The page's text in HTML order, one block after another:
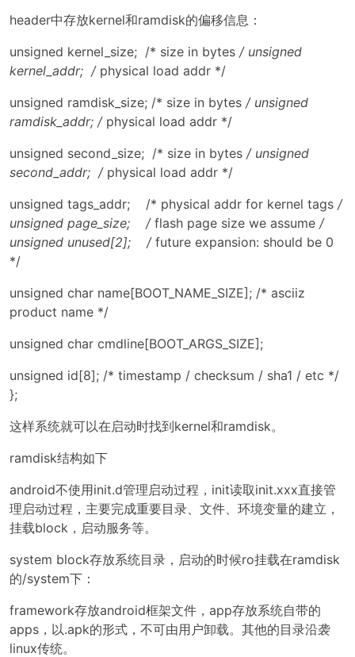
header中存放kernel和ramdisk的偏移信息：
unsigned kernel_size; /* size in bytes/ unsigned
kernel_addr; /physical load addr */
unsigned ramdisk_size; /* size in bytes/ unsigned
ramdisk_addr; /physical load addr */
unsigned second_size; /* size in bytes/ unsigned
second_addr; /physical load addr */
unsigned tags_addr; /* physical addr for kernel tags/
unsigned page_size; /flash page size we assume/
unsigned unused[2]; /future expansion: should be 0
*/
unsigned char name[BOOT_NAME_SIZE]; /* asciiz
product name */
unsigned char cmdline[BOOT_ARGS_SIZE];
unsigned id[8]; /* timestamp / checksum / sha1 / etc */
};
这样系统就可以在启动时找到kernel和ramdisk。
ramdisk结构如下
android不使用init.d管理启动过程，init读取init.xxx直接管
理启动过程，主要完成重要目录、文件、环境变量的建立，
挂载block，启动服务等。
system block存放系统目录，启动的时候ro挂载在ramdisk
的/system下：
framework存放android框架文件，app存放系统自带的
apps，以.apk的形式，不可由用户卸载。其他的目录沿袭
linux传统。